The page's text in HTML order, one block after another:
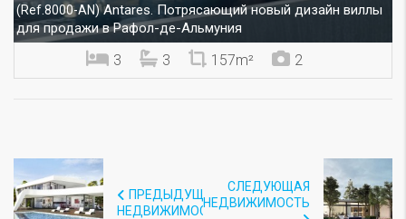
(Ref.8000-AN)Antares. Потрясающий новый дизайн виллы
для продажи в Рафол-де-Альмуния
3 3 157m² 2
ПРЕДЫДУЩАЯ
НЕДВИЖИМОСТЬ
СЛЕДУЮЩАЯ
НЕДВИЖИМОСТЬ